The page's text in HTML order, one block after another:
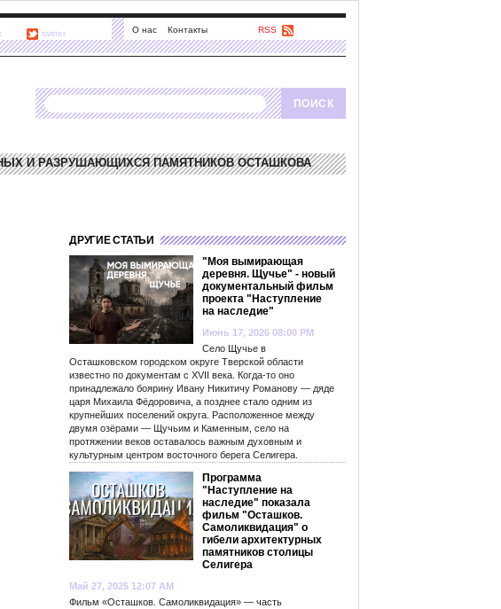
О нас Контакты RSS
twitter
И РАЗРУШАЮЩИХСЯ ПАМЯТНИКОВ ОСТАШКОВА
ДРУГИЕ СТАТЬИ
"Моя вымирающая
деревня. Щучье" - новый
документальный фильм
проекта "Наступление
на наследие"
Июнь 17, 2026 08:00 PM
Село Щучье в
Осташковском городском округе Тверской области
известно по документам с XVII века. Когда-то оно
принадлежало боярину Ивану Никитичу Романову — дяде
царя Михаила Фёдоровича, а позднее стало одним из
крупнейших поселений округа. Расположенное между
двумя озёрами — Щучьим и Каменным, село на
протяжении веков оставалось важным духовным и
культурным центром восточного берега Селигера.
Программа
"Наступление на
наследие" показала
фильм "Осташков.
Самоликвидация" о
гибели архитектурных
памятников столицы
Селигера
Май 27, 2025 12:07 AM
Фильм «Осташков. Самоликвидация» — часть